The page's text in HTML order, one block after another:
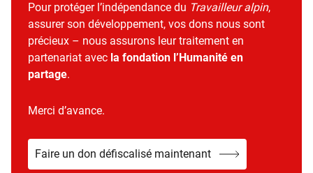
Pour protéger l’indépendance du Travailleur alpin,
assurer son développement, vos dons nous sont
précieux – nous assurons leur traitement en
partenariat avec la fondation l’Humanité en
partage.
Merci d’avance.
Faire un don défiscalisé maintenant